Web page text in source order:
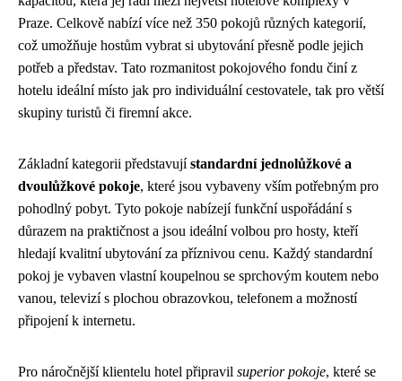
Praze. Celkově nabízí více než 350 pokojů různých kategorií,
což umožňuje hostům vybrat si ubytování přesně podle jejich
potřeb a představ. Tato rozmanitost pokojového fondu činí z
hotelu ideální místo jak pro individuální cestovatele, tak pro větší
skupiny turistů či firemní akce.
Základní kategorii představujístandardní jednolůžkové a
dvoulůžkové pokoje, které jsou vybaveny vším potřebným pro
pohodlný pobyt. Tyto pokoje nabízejí funkční uspořádání s
důrazem na praktičnost a jsou ideální volbou pro hosty, kteří
hledají kvalitní ubytování za příznivou cenu. Každý standardní
pokoj je vybaven vlastní koupelnou se sprchovým koutem nebo
vanou, televizí s plochou obrazovkou, telefonem a možností
připojení k internetu.
Pro náročnější klientelu hotel připravil superior pokoje, které se